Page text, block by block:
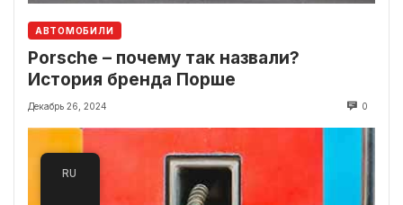
АВТОМОБИЛИ
Porsche – почему так назвали?
История бренда Порше
Декабрь 26, 2024 0
RU